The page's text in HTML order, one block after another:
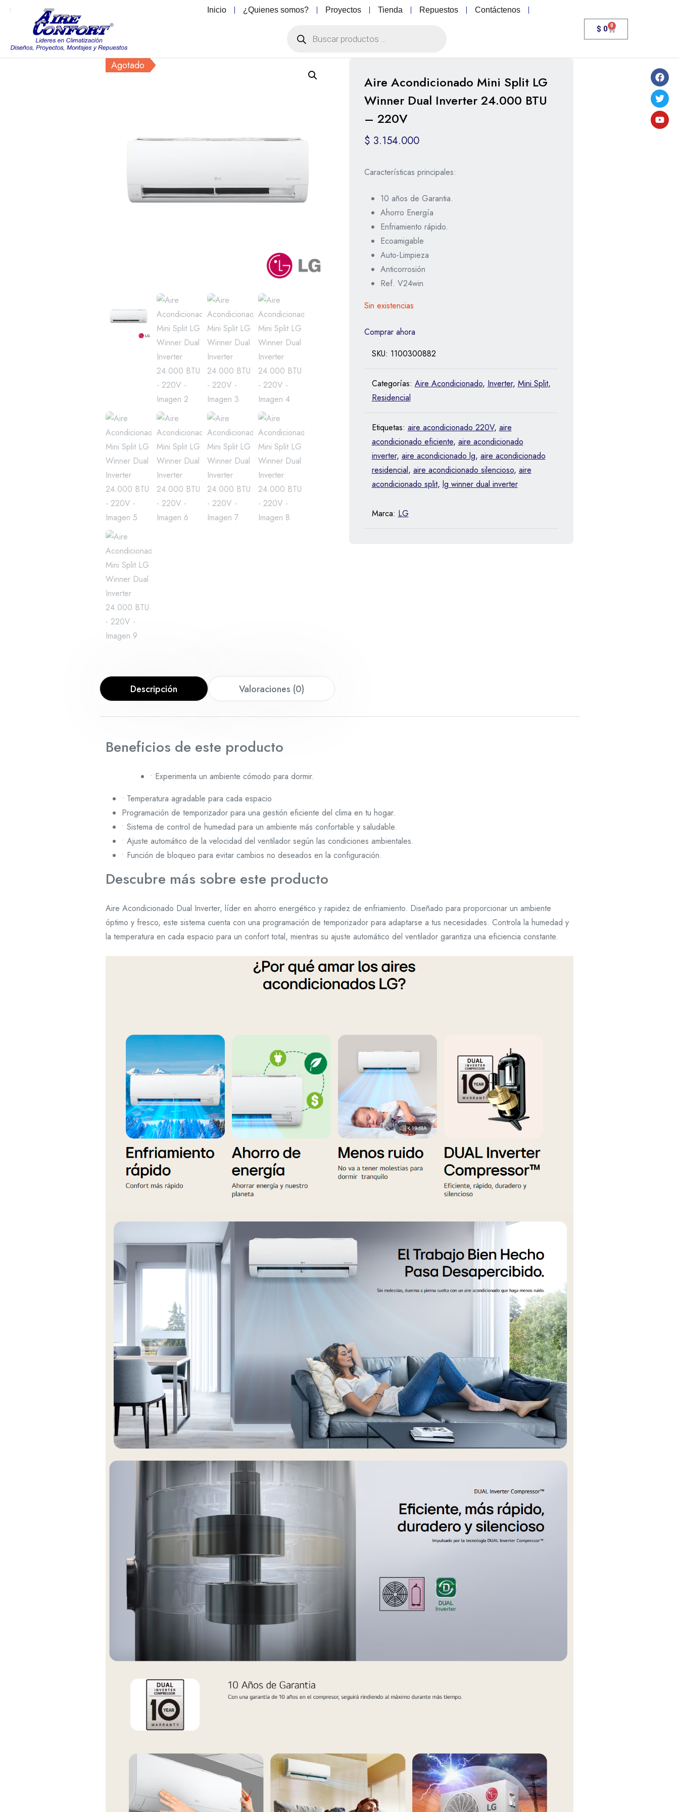
Inicio ¿Quienes somos? Proyectos Tienda Repuestos Contáctenos
$ 0 0
Agotado
Aire Acondicionado Mini Split LG
Winner Dual Inverter 24.000 BTU
– 220V
$ 3.154.000
Características principales:
10 años de Garantia.
Ahorro Energía
Enfriamiento rápido.
Ecoamigable
Auto-Limpieza
Anticorrosión
Ref. V24win
Sin existencias
Comprar ahora
SKU: 1100300882
Categorías: Aire Acondicionado, Inverter, Mini Split,
Residencial
Etiquetas: aire acondicionado 220V, aire
acondicionado eficiente, aire acondicionado
inverter, aire acondicionado lg, aire acondicionado
residencial, aire acondicionado silencioso, aire
acondicionado split, lg winner dual inverter
Marca: LG
Descripción Valoraciones (0)
Beneficios de este producto
• Experimenta un ambiente cómodo para dormir.
• Temperatura agradable para cada espacio
Programación de temporizador para una gestión eficiente del clima en tu hogar.
• Sistema de control de humedad para un ambiente más confortable y saludable.
• Ajuste automático de la velocidad del ventilador según las condiciones ambientales.
• Función de bloqueo para evitar cambios no deseados en la configuración.
Descubre más sobre este producto
Aire Acondicionado Dual Inverter, líder en ahorro energético y rapidez de enfriamiento. Diseñado para proporcionar un ambiente
óptimo y fresco, este sistema cuenta con una programación de temporizador para adaptarse a tus necesidades. Controla la humedad y
la temperatura en cada espacio para un confort total, mientras su ajuste automático del ventilador garantiza una eficiencia constante.